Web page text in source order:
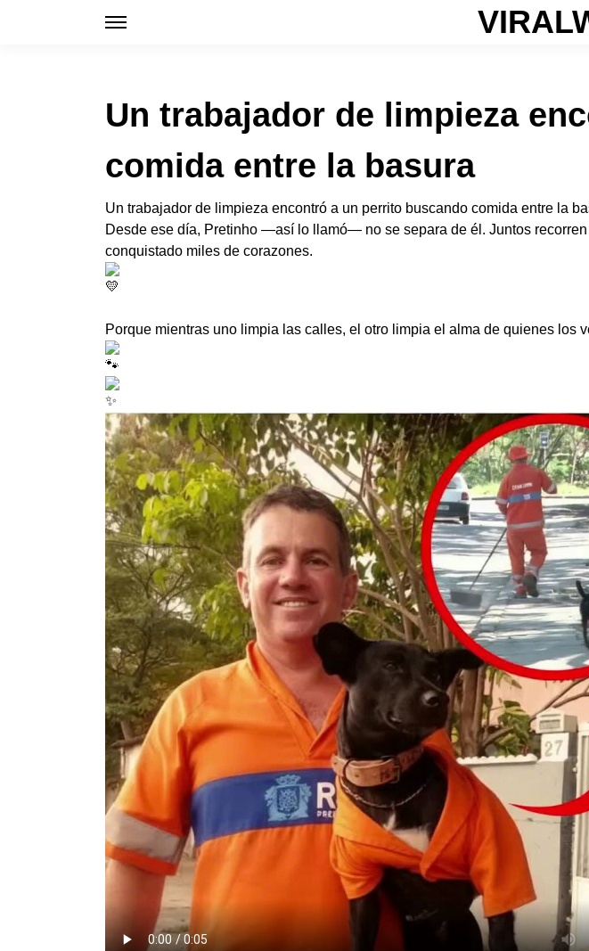
Un trabajador de limpieza
comida entre la basura
Un trabajador de limpieza encontró a un perrito buscando comida entre la
Desde ese día, Pretinho —así lo llamó— no se separa de él. Juntos
conquistado miles de corazones.
Porque mientras uno limpia las calles, el otro limpia el alma de quienes los